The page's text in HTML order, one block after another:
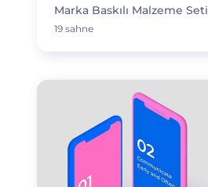
Marka Baskılı Malzeme Seti
19 sahne